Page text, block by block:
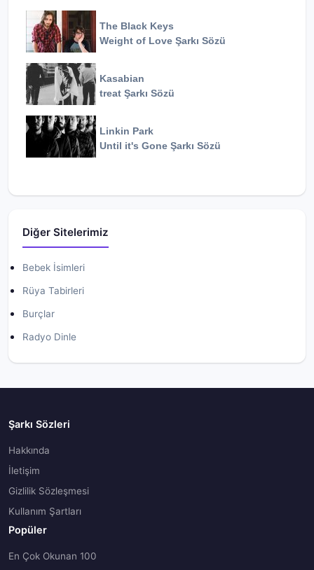
The Black Keys
Weight of Love Şarkı Sözü
Kasabian
treat Şarkı Sözü
Linkin Park
Until it's Gone Şarkı Sözü
Diğer Sitelerimiz
Bebek İsimleri
Rüya Tabirleri
Burçlar
Radyo Dinle
Şarkı Sözleri
Hakkında
İletişim
Gizlilik Sözleşmesi
Kullanım Şartları
Popüler
En Çok Okunan 100